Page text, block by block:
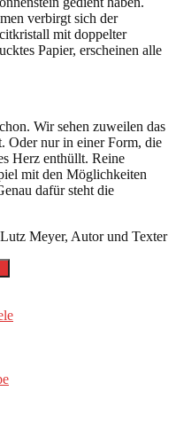
verbirgt sich der
mit doppelter
Papier, erscheinen alle
Wir sehen zuweilen das
Oder nur in einer Form, die
Herz enthüllt. Reine
mit den Möglichkeiten
dafür steht die
Meyer, Autor und Texter